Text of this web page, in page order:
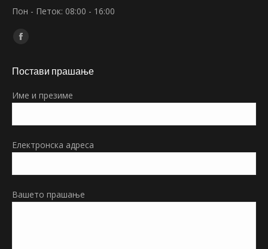
Пон - Петок: 08:00 - 16:00
Find us on:
Facebook
opens
new
Постави прашање
Име и презиме
Електронска адреса
Вашето прашање